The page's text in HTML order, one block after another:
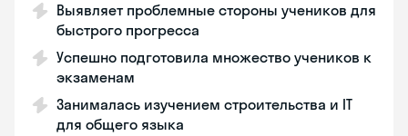
Выявляет проблемные стороны учеников для
быстрого прогресса
Успешно подготовила множество учеников к
экзаменам
Занималась изучением строительства и IT
для общего языка